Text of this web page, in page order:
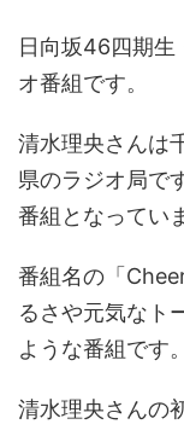
日向坂46四期生
オ番組です。
清水理央さんは
県のラジオ局で
番組となってい
番組名の「
るさや元気なト
ような番組です。
清水理央さんの